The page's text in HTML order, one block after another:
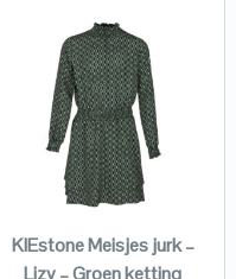
KIEstone Meisjes jurk –
Lizy – Groen ketting